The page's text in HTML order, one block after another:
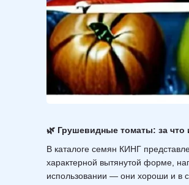
🌿 Грушевидные томаты: за
В каталоге семян КИНГ
характерной вытянутой форме,
использовании — они хороши и в